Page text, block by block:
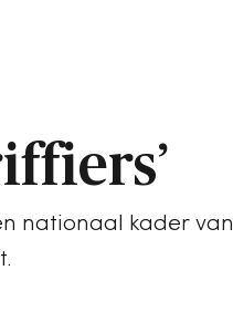
nationaal kader van